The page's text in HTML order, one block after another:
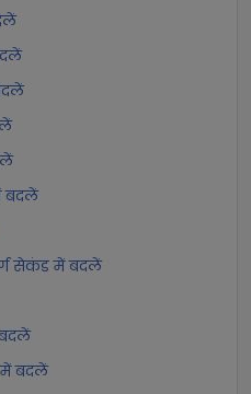
बदलें
सेकंड में बदलें
में बदलें